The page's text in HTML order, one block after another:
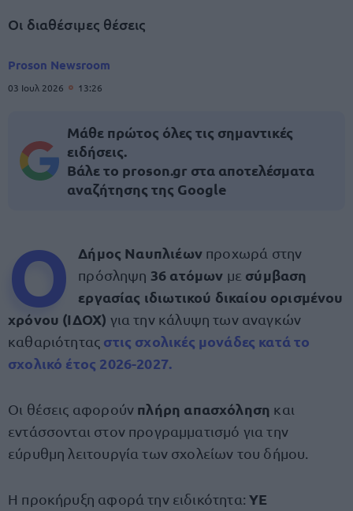
Οι διαθέσιμες θέσεις
Proson Newsroom
03 Ιουλ 2026 13:26
Μάθε πρώτος όλες τις σημαντικές
ειδήσεις.
Βάλε το proson.gr στα αποτελέσματα
αναζήτησης της Google
Ο Δήμος Ναυπλιέωνπροχωρά στην
πρόσληψη 36 ατόμων με σύμβαση
εργασίας ιδιωτικού δικαίου ορισμένου
χρόνου (ΙΔΟΧ) για την κάλυψη των αναγκών
καθαριότητας στις σχολικές μονάδες κατά το
σχολικό έτος 2026-2027.
Οι θέσεις αφορούν πλήρη απασχόληση και
εντάσσονται στον προγραμματισμό για την
εύρυθμη λειτουργία των σχολείων του δήμου.
Η προκήρυξη αφορά την ειδικότητα:ΥΕ